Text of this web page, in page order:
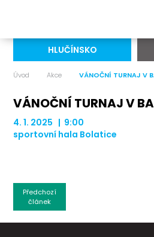
HLUČÍNSKO
Úvod Akce VÁNOČNÍ TURNAJ V
VÁNOČNÍ TURNAJ V
4. 1. 2025 | 9:00
sportovní hala Bolatice
Předchozí
článek